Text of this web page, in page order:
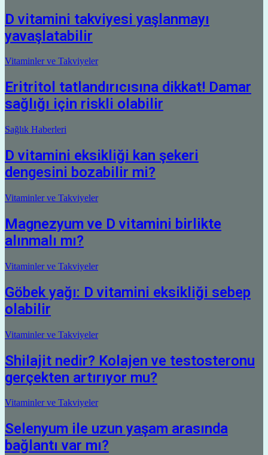
D vitamini takviyesi yaşlanmayı
yavaşlatabilir
Vitaminler ve Takviyeler
Eritritol tatlandırıcısına dikkat! Damar
sağlığı için riskli olabilir
Sağlık Haberleri
D vitamini eksikliği kan şekeri
dengesini bozabilir mi?
Vitaminler ve Takviyeler
Magnezyum ve D vitamini birlikte
alınmalı mı?
Vitaminler ve Takviyeler
Göbek yağı: D vitamini eksikliği sebep
olabilir
Vitaminler ve Takviyeler
Shilajit nedir? Kolajen ve testosteronu
gerçekten artırıyor mu?
Vitaminler ve Takviyeler
Selenyum ile uzun yaşam arasında
bağlantı var mı?